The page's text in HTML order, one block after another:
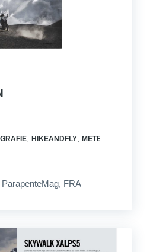
, HIKEANDFLY, METEO
FRA